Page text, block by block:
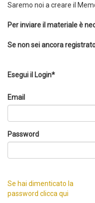
Saremo noi a creare il
Per inviare il materiale è
Se non sei ancora
Esegui il Login*
Email
Password
Se hai dimenticato la
password clicca qui